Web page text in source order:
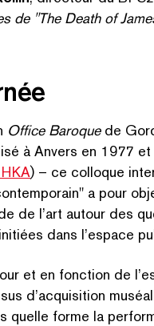
de "The Death of
Office Baroquede
à Anvers en 1977
) – ce colloque
a pour
de l’art autour des
dans l’espace
et en fonction de
d’acquisition
quelle forme la